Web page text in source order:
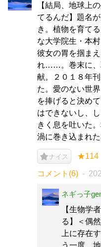
【結局、地球上
てるんだ】題名
き。植物を育て
な大学院生・本
彼女の胃を掴ま
れ……。巻末に、
献。２０１８年
た。愛のない世
を捧げると決め
はできないし、
きく息を吐いた
渦に巻き込まれ
ナイス ★114
コメント(6)
ネギっ子
【生物学
る】＜偶
上に存在
う一度、